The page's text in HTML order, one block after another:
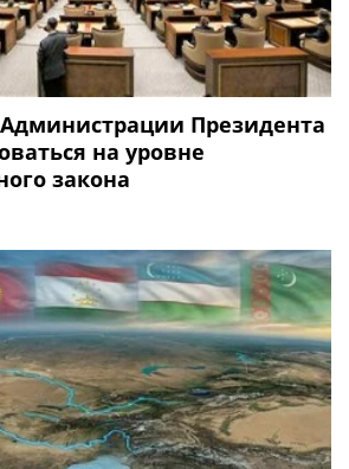
Президента
на уровне
закона